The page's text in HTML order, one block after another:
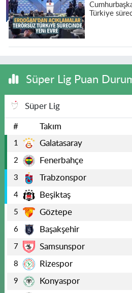
Türkiye
Süper Lig Puan
Süper Lig
# Takım
1 Galatasaray
2 Fenerbahçe
3 Trabzonspor
4 Beşiktaş
5 Göztepe
6 Başakşehir
7 Samsunspor
8 Rizespor
9 Konyaspor